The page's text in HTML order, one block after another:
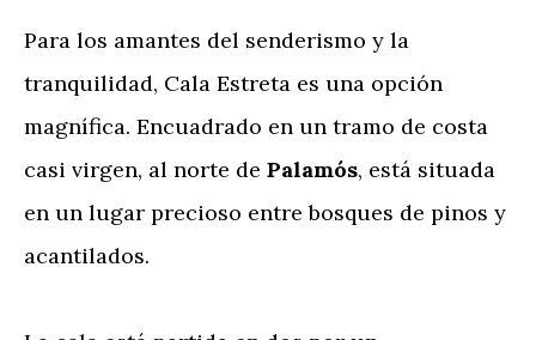
Para los amantes del senderismo y la
tranquilidad, Cala Estreta es una opción
magnífica. Encuadrado en un tramo de costa
casi virgen, al norte de Palamós, está situada
en un lugar precioso entre bosques de pinos y
acantilados.